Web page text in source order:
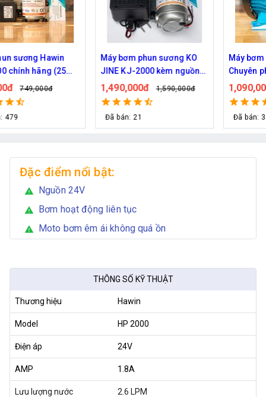
Máy bơm phun sương KO
JINE KJ-2000 kèm nguồn
36V hỗ trợ 70 béc
1,490,000đ 1,590,000đ
Đã bán: 21
Máy bơm Kazuma 370W -
Chuyên phun sương tưới
cây
1,090,000đ 1,200,000đ
Đặc điểm nổi bật:
warning Nguồn 24V
warning Bơm hoạt động liên tục
warning Moto bơm êm ái không quá ồn
THÔNG SỐ KỸ THUẬT
Thương hiệu Hawin
Model HP 2000
Điện áp 24V
AMP 1.8A
Lưu lượng nước 2.6 LPM